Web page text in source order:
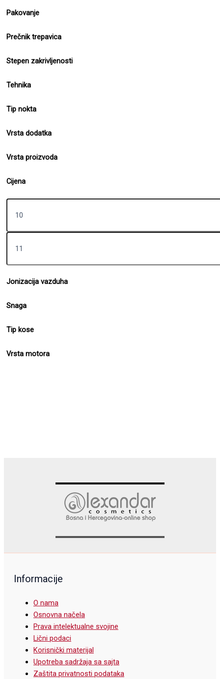
Pakovanje
Prečnik trepavica
Stepen zakrivljenosti
Tehnika
Tip nokta
Vrsta dodatka
Vrsta proizvoda
Cijena
Jonizacija vazduha
Snaga
Tip kose
Vrsta motora
Informacije
O nama
Osnovna načela
Prava intelektualne svojine
Lični podaci
Korisnički materijal
Upotreba sadržaja sa sajta
Zaštita privatnosti podataka